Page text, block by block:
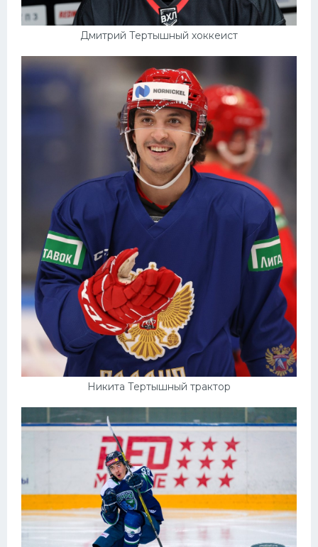
Дмитрий Тертышный хоккеист
Никита Тертышный трактор